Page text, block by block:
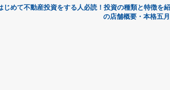
めて不動産投資をする人必読！投資の種類と特徴を
の店舗概要・本格五